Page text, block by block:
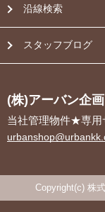
沿線検索
スタッフブログ
(株)アーバン企
当社管理物件★専用
Copyright(c) 株